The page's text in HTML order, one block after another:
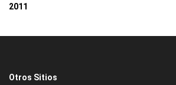
2011
Otros Sitios